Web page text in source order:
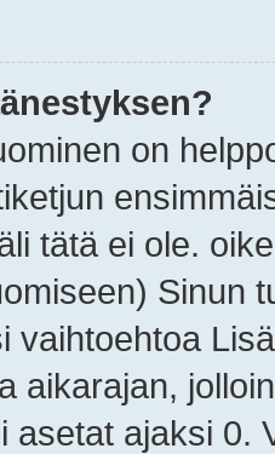
on
tätä ei ole.
Sinun
vaihtoehtoa
aikarajan,
asetat ajaksi 0.